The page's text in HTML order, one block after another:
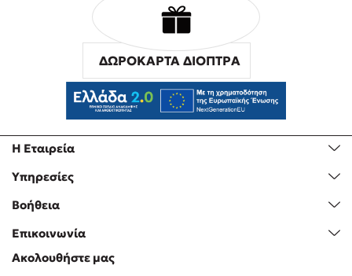
Η Εταιρεία
Υπηρεσίες
Βοήθεια
Επικοινωνία
ΔΩΡΟΚΑΡΤΑ ΔΙΟΠΤΡΑ
Ακολουθήστε μας